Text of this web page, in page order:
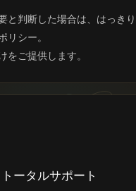
と判断した場合は、はっき
リシー。
をご提供します。
トータルサポート